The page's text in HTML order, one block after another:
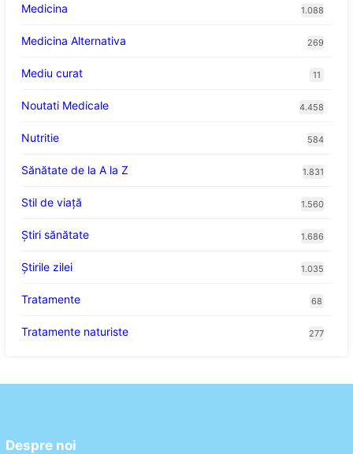
Medicina 1.088
Medicina Alternativa 269
Mediu curat 11
Noutati Medicale 4.458
Nutritie 584
Sănătate de la A la Z 1.831
Stil de viaţă 1.560
Ştiri sănătate 1.686
Știrile zilei 1.035
Tratamente 68
Tratamente naturiste 277
Despre noi